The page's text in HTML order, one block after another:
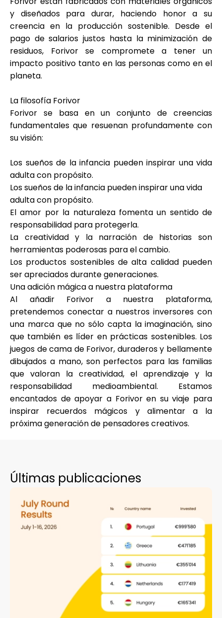
y diseñados para durar, haciendo honor a su
creencia en la producción sostenible. Desde el
pago de salarios justos hasta la minimización de
residuos, Forivor se compromete a tener un
impacto positivo tanto en las personas como en el
planeta.
La filosofía Forivor
Forivor se basa en un conjunto de creencias
fundamentales que resuenan profundamente con
su visión:
Los sueños de la infancia pueden inspirar una vida
adulta con propósito.
Los sueños de la infancia pueden inspirar una vida
adulta con propósito.
El amor por la naturaleza fomenta un sentido de
responsabilidad para protegerla.
La creatividad y la narración de historias son
herramientas poderosas para el cambio.
Los productos sostenibles de alta calidad pueden
ser apreciados durante generaciones.
Una adición mágica a nuestra plataforma
Al añadir Forivor a nuestra plataforma,
pretendemos conectar a nuestros inversores con
una marca que no sólo capta la imaginación, sino
que también es líder en prácticas sostenibles. Los
juegos de cama de Forivor, duraderos y bellamente
dibujados a mano, son perfectos para las familias
que valoran la creatividad, el aprendizaje y la
responsabilidad medioambiental. Estamos
encantados de apoyar a Forivor en su viaje para
inspirar recuerdos mágicos y alimentar a la
próxima generación de pensadores creativos.
Últimas publicaciones